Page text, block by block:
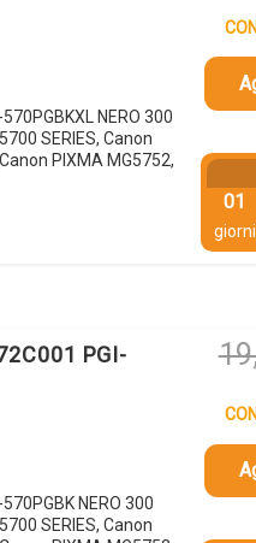
NERO 300
SERIES, Canon
PIXMA MG5752,
01
giorni
PGI-
NERO 300
SERIES, Canon